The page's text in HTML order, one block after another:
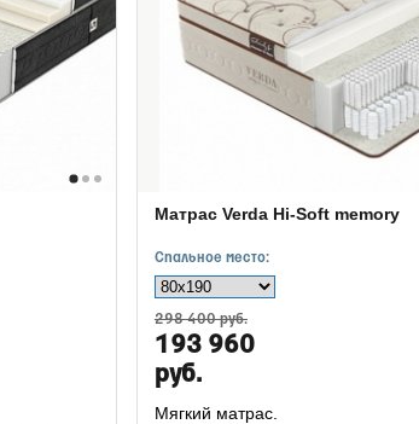
Матрас Verda Hi-Soft memory
Спальное место:
298 400 руб.
193 960
руб.
Мягкий матрас.